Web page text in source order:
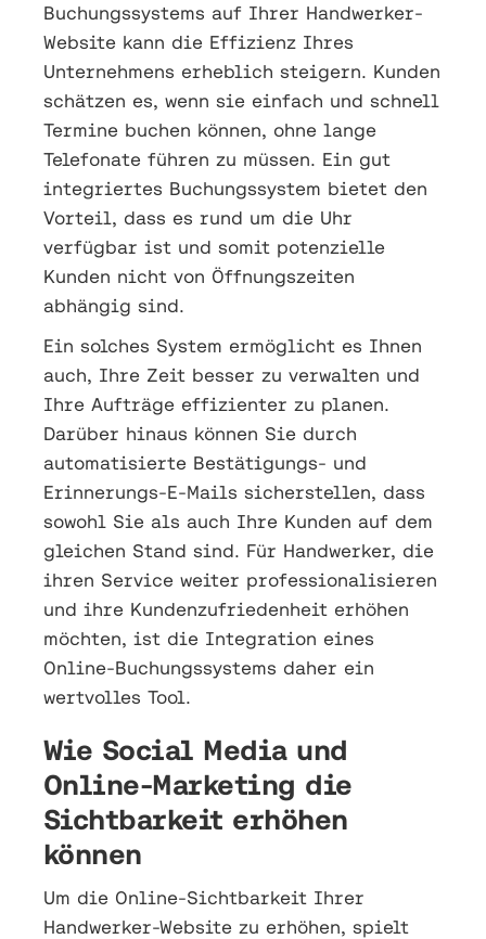
Buchungssystems auf Ihrer Handwerker-
Website kann die Effizienz Ihres
Unternehmens erheblich steigern. Kunden
schätzen es, wenn sie einfach und schnell
Termine buchen können, ohne lange
Telefonate führen zu müssen. Ein gut
integriertes Buchungssystem bietet den
Vorteil, dass es rund um die Uhr
verfügbar ist und somit potenzielle
Kunden nicht von Öffnungszeiten
abhängig sind.
Ein solches System ermöglicht es Ihnen
auch, Ihre Zeit besser zu verwalten und
Ihre Aufträge effizienter zu planen.
Darüber hinaus können Sie durch
automatisierte Bestätigungs- und
Erinnerungs-E-Mails sicherstellen, dass
sowohl Sie als auch Ihre Kunden auf dem
gleichen Stand sind. Für Handwerker, die
ihren Service weiter professionalisieren
und ihre Kundenzufriedenheit erhöhen
möchten, ist die Integration eines
Online-Buchungssystems daher ein
wertvolles Tool.
Wie Social Media und
Online-Marketing die
Sichtbarkeit erhöhen
können
Um die Online-Sichtbarkeit Ihrer
Handwerker-Website zu erhöhen, spielt